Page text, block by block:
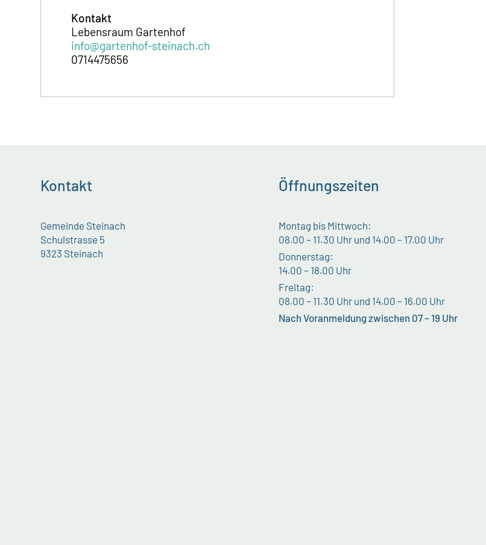
Kontakt
Lebensraum Gartenhof
info@gartenhof-steinach.ch
0714475656
Kontakt
Gemeinde Steinach
Schulstrasse 5
9323 Steinach
Öffnungszeiten
Montag bis Mittwoch:
08.00 – 11.30 Uhr und 14.00 – 17.00 Uhr
Donnerstag:
14.00 – 18.00 Uhr
Freitag:
08.00 – 11.30 Uhr und 14.00 – 16.00 Uhr
Nach Voranmeldung zwischen 07 – 19 Uhr